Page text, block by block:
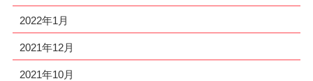
2022年1月
2021年12月
2021年10月